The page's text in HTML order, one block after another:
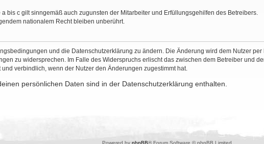
bis c gilt sinngemäß auch zugunsten der Mitarbeiter und Erfüllungsgehilfen des Betreibers.
nationalem Recht bleiben unberührt.
und die Datenschutzerklärung zu ändern. Die Änderung wird dem Nutzer per
zu widersprechen. Im Falle des Widerspruchs erlischt das zwischen dem Betreiber und
verbindlich, wenn der Nutzer den Änderungen zugestimmt hat.
persönlichen Daten sind in der Datenschutzerklärung enthalten.
Powered by phpBB® Forum Software © phpBB Limited